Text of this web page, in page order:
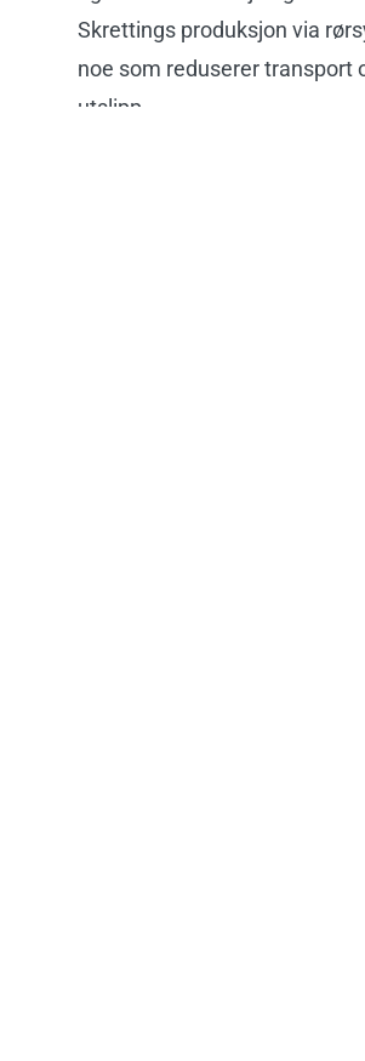
Skrettings produksjon via
noe som reduserer transport
utslipp.